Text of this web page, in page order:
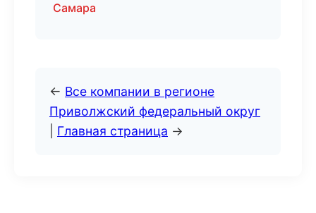
Самара
← Все компании в регионе
Приволжский федеральный округ
Главная страница →